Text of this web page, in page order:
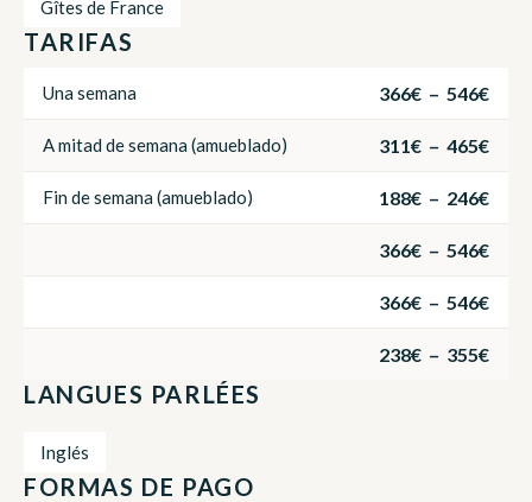
Gîtes de France
TARIFAS
Una semana 366€ – 546€
A mitad de semana (amueblado) 311€ – 465€
Fin de semana (amueblado) 188€ – 246€
366€ – 546€
366€ – 546€
238€ – 355€
LANGUES PARLÉES
Inglés
FORMAS DE PAGO